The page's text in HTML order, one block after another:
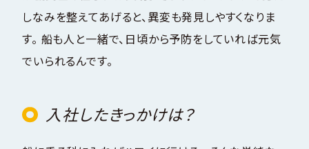
しなみを整えてあげると、異変も発見しやすくなりま
す。 船も人と一緒で、日頃から予防をしていれば元気
でいられるんです。
入社したきっかけは？